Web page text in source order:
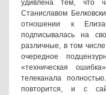
удивлена тем, что
Станиславом
отношении к
подписывалась на
различные, в том
очередное
«техническая
телеканала
повторится, и с